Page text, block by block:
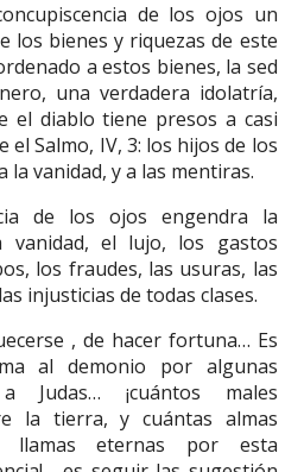
de los ojos un
los bienes y riquezas de este
a estos bienes, la sed
una verdadera idolatría,
el diablo tiene presos a casi
el Salmo, IV, 3: los hijos de los
vanidad, y a las mentiras.
de los ojos engendra la
vanidad, el lujo, los gastos
los fraudes, las usuras, las
injusticias de todas clases.
, de hacer fortuna… Es
al demonio por algunas
Judas… ¡cuántos males
la tierra, y cuántas almas
llamas eternas por esta